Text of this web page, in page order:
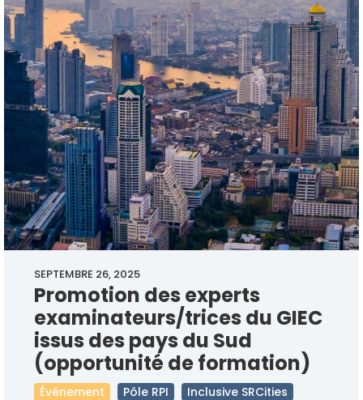
SEPTEMBRE 26, 2025
Promotion des experts
examinateurs/trices du GIEC
issus des pays du Sud
(opportunité de formation)
Événement Pôle RPI Inclusive SRCities